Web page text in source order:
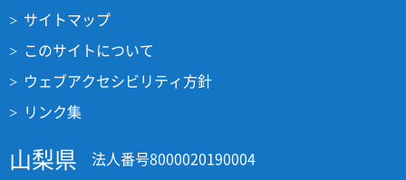
サイトマップ
このサイトについて
ウェブアクセシビリティ方針
リンク集
山梨県
法人番号8000020190004